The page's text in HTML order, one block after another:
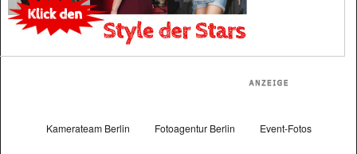
Kamerateam Berlin Fotoagentur Berlin Event-Fotos